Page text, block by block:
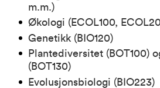
m.m.)
Økologi (ECOL100,
Genetikk (BIO120)
Plantediversitet (BOT100)
(BOT130)
Evolusjonsbiologi (BIO223)